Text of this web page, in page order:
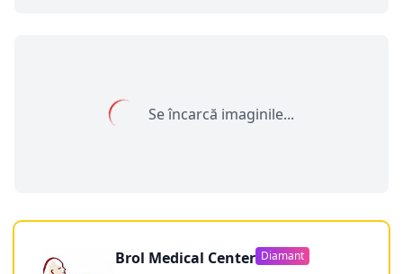
Se încarcă imaginile...
Brol Medical Center Diamant